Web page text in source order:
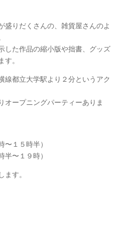
盛りだくさんの、雑貨屋さんのよ
した作品の縮小版や拙書、グッズ
す。
線都立大学駅より２分というアク
オープニングパーティーありま
１５時半）
〜１９時）
ます。